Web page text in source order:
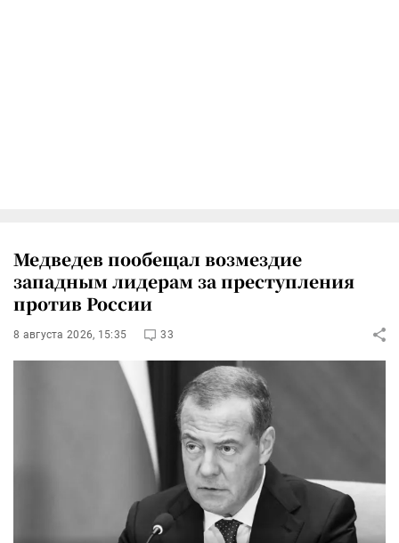
Медведев пообещал возмездие
западным лидерам за преступления
против России
8 августа 2026, 15:35 33